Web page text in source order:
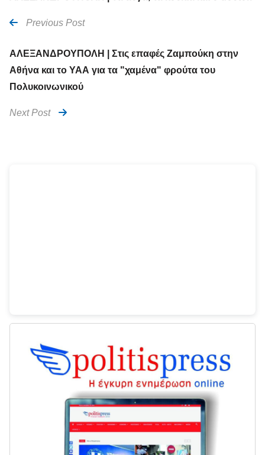
Previous Post
ΑΛΕΞΑΝΔΡΟΥΠΟΛΗ | Στις επαφές Ζαμπούκη στην
Αθήνα και το ΥΑΑ για τα "χαμένα" φρούτα του
Πολυκοινωνικού
Next Post